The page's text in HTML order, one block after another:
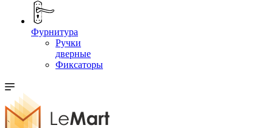
Фурнитура
Ручки
дверные
Фиксаторы